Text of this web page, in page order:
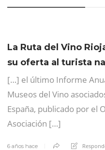
La Ruta del Vino
su oferta al turista
[…] el último Informe
Museos del Vino
España, publicado por el
Asociación […]
6 años hace